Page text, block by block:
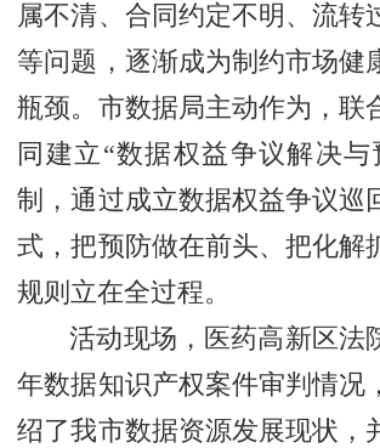
属不清、合同约定不明、流转
等问题，逐渐成为制约市场健
瓶颈。市数据局主动作为，联
同建立“数据权益争议解决
制，通过成立数据权益争议巡
式，把预防做在前头、把化解
规则立在全过程。
活动现场，医药高新区法
年数据知识产权案件审判情况
绍了我市数据资源发展现状，